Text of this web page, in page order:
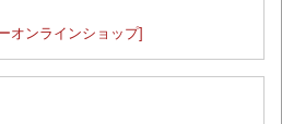
ンラインショップ]